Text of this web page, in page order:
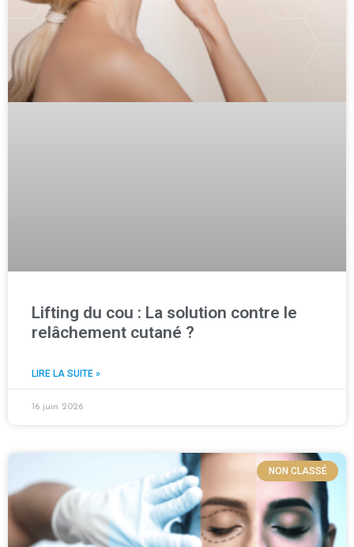
Lifting du cou : La solution contre le
relâchement cutané ?
LIRE LA SUITE »
16 juin 2026
NON CLASSÉ